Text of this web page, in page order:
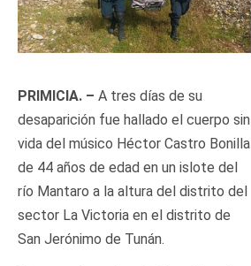
PRIMICIA. – A tres días de su
desaparición fue hallado el cuerpo sin
vida del músico Héctor Castro Bonilla
de 44 años de edad en un islote del
río Mantaro a la altura del distrito del
sector La Victoria en el distrito de
San Jerónimo de Tunán.